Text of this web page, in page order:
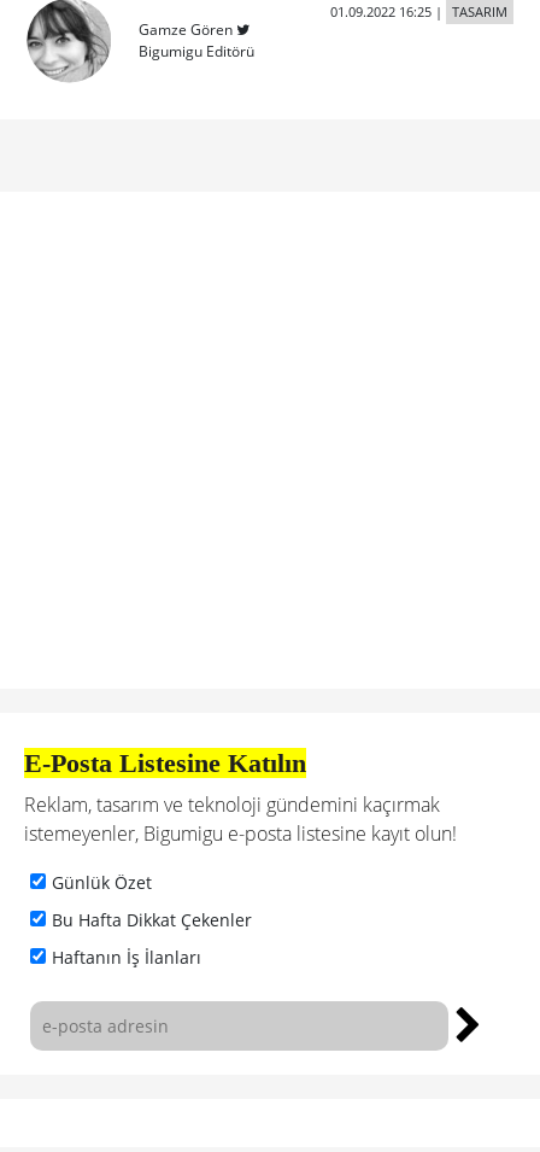
Gamze Gören
Bigumigu Editörü
01.09.2022 16:25| TASARIM
E-Posta Listesine Katılın
Reklam, tasarım ve teknoloji gündemini kaçırmak
istemeyenler, Bigumigu e-posta listesine kayıt olun!
Günlük Özet
Bu Hafta Dikkat Çekenler
Haftanın İş İlanları